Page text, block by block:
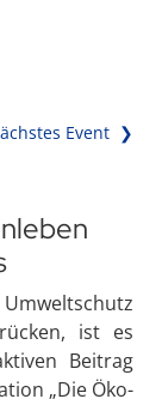
Event ❯
ist es
Beitrag
„Die Öko-